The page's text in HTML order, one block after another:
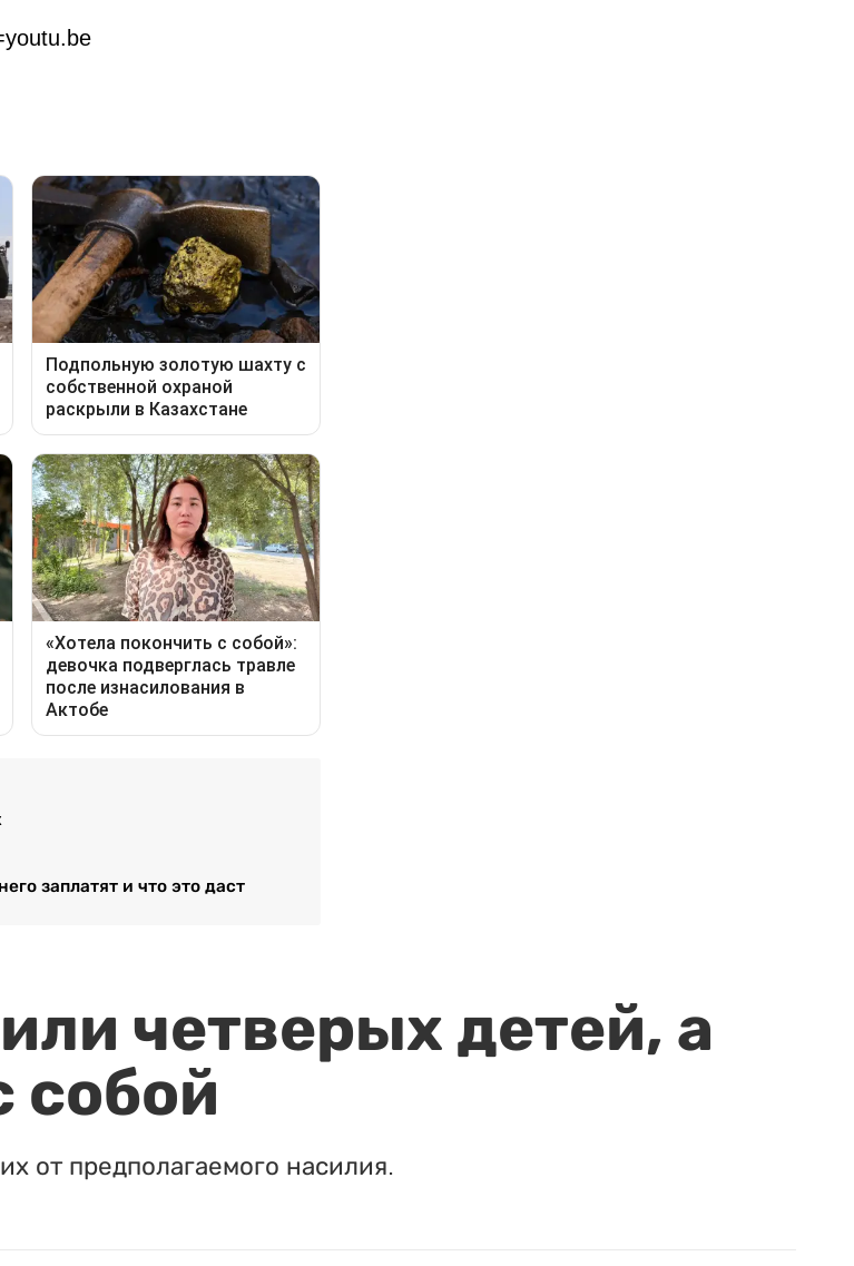
заплатят и что это даст
четверых детей, а
собой
от предполагаемого насилия.